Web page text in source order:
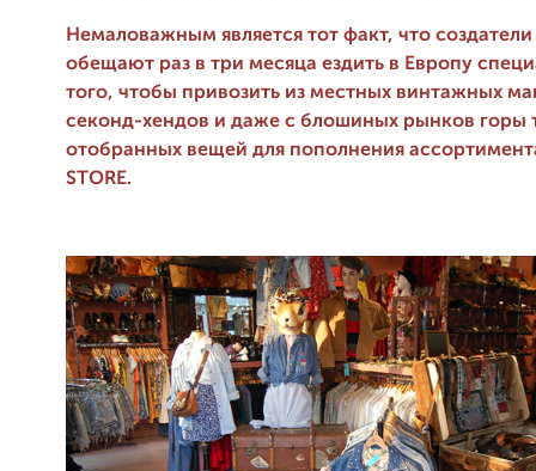
Немаловажным является тот факт, что
обещают раз в три месяца ездить в Европу
того, чтобы привозить из местных винтажных
секонд-хендов и даже с блошиных рынков горы
отобранных вещей для пополнения
STORE.